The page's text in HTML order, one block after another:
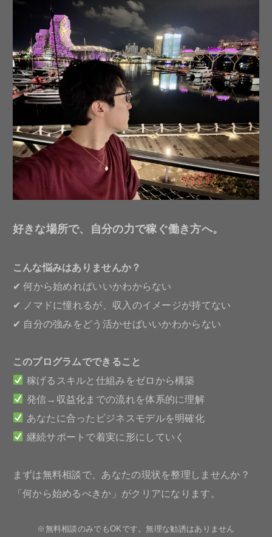
好きな場所で、自分の力で稼ぐ働き方へ。
こんな悩みはありませんか？
✔ 何から始めればいいかわからない
✔ ノマドに憧れるが、収入のイメージが持てない
✔ 自分の強みをどう活かせばいいかわからない
このプログラムでできること
稼げるスキルと仕組みをゼロから構築
発信→収益化までの流れを体系的に理解
あなたに合ったビジネスモデルを明確化
継続サポートで着実に形にしていく
まずは無料相談で、あなたの現状を整理しませんか？
「何から始めるべきか」がクリアになります。
※無料相談のみでもOKです。無理な勧誘はありません